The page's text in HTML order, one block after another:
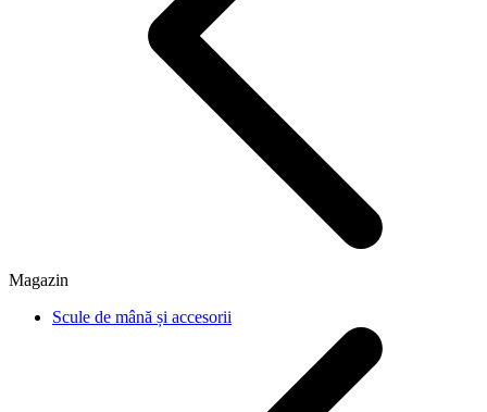
Magazin
Scule de mână și accesorii